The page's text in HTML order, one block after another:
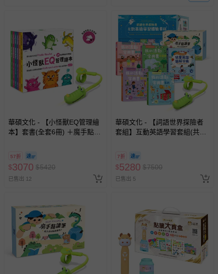
本】套書(全套6冊) (隨書附贈
EQ小怪獸貼紙) ＋幼要玩繪本
華碩文化 - 【小怪獸EQ管理繪
本】套書(全套6冊) ＋魔手點讀
57折
$3070 $5420
已售出 12
華碩文化 - 【詞語世界探險者
套組】互動英語學習套組(共5
7折
$5280 $7500
已售出 5